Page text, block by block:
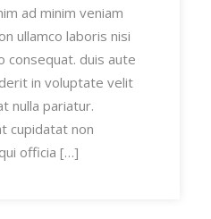
ad minim veniam
ullamco laboris nisi
consequat. duis aute
in voluptate velit
nulla pariatur.
cupidatat non
officia […]